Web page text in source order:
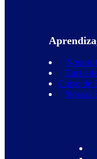
Nossos
Curso
Curso de
Nossas